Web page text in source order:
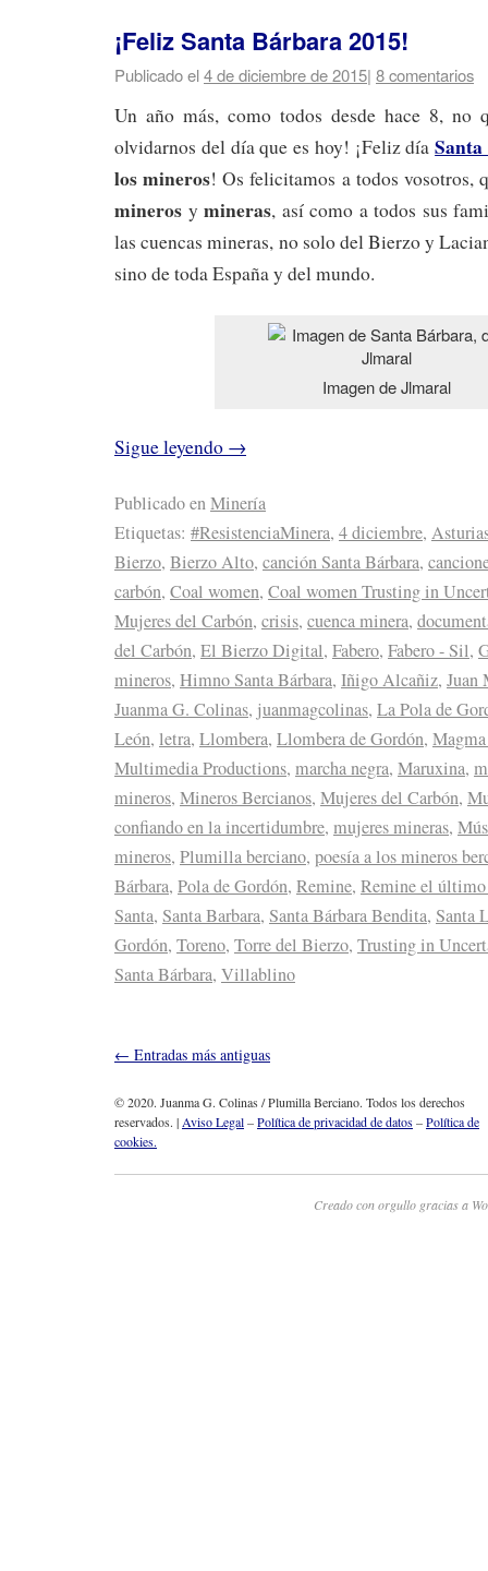
¡Feliz Santa Bárbara 2015!
Publicado el4 de diciembre de 2015| 8 comentarios
Un año más, como todos desde hace 8, no
olvidarnos del día que es hoy! ¡Feliz día
los mineros! Os felicitamos a todos vosotros,
mineros ymineras, así como a todos sus
las cuencas mineras, no solo del Bierzo y
sino de toda España y del mundo.
Imagen de Jlmaral
Sigue leyendo →
Publicado enMinería
Etiquetas: #ResistenciaMinera, 4 diciembre,
Bierzo, Bierzo Alto, canción Santa Bárbara,
carbón, Coal women, Coal women Trusting in
Mujeres del Carbón, crisis, cuenca minera,
del Carbón, El Bierzo Digital, Fabero, Fabero - Sil,
mineros, Himno Santa Bárbara, Iñigo Alcañiz, Juan
Juanma G. Colinas, juanmagcolinas, La Pola de
León, letra, Llombera, Llombera de Gordón,
Multimedia Productions, marcha negra, Maruxina,
mineros, Mineros Bercianos, Mujeres del Carbón,
confiando en la incertidumbre, mujeres mineras,
mineros, Plumilla berciano, poesía a los mineros
Bárbara, Pola de Gordón, Remine, Remine el
Santa, Santa Barbara, Santa Bárbara Bendita, Santa
Gordón, Toreno, Torre del Bierzo, Trusting in
Santa Bárbara, Villablino
← Entradas más antiguas
© 2020. Juanma G. Colinas / Plumilla Berciano. Todos los derechos
reservados. |Aviso Legal–Política de privacidad de datos–Política de
cookies.
Creado con orgullo gracias a